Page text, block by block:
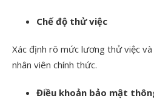
Chế độ thử việc
Xác định rõ mức lương thử việc và
nhân viên chính thức.
Điều khoản bảo mật